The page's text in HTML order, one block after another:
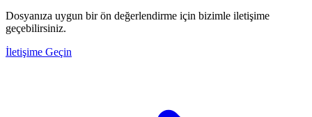
Dosyanıza uygun bir ön değerlendirme için bizimle iletişime
geçebilirsiniz.
İletişime Geçin